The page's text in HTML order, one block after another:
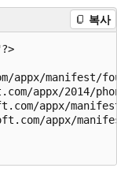
복사
appx/manifest/
appx/2014/
appx/
appx/